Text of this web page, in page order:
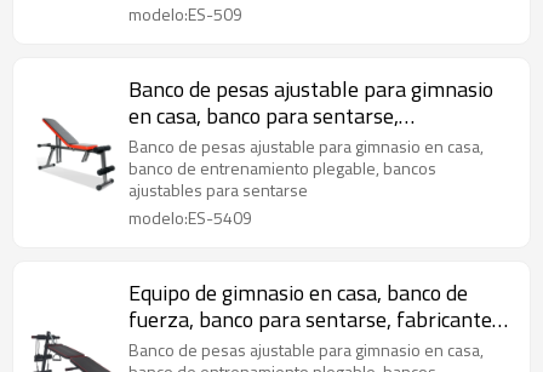
modelo:ES-509
Banco de pesas ajustable para gimnasio
en casa, banco para sentarse,
levantamiento de pesas
Banco de pesas ajustable para gimnasio en casa,
banco de entrenamiento plegable, bancos
ajustables para sentarse
modelo:ES-5409
Equipo de gimnasio en casa, banco de
fuerza, banco para sentarse, fabricante,
banco ajustable plegable para sentarse
Banco de pesas ajustable para gimnasio en casa,